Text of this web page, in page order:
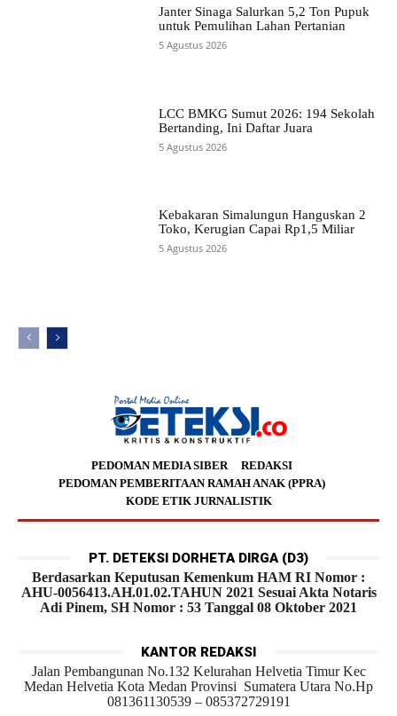
Janter Sinaga Salurkan 5,2 Ton Pupuk
untuk Pemulihan Lahan Pertanian
5 Agustus 2026
LCC BMKG Sumut 2026: 194 Sekolah
Bertanding, Ini Daftar Juara
5 Agustus 2026
Kebakaran Simalungun Hanguskan 2
Toko, Kerugian Capai Rp1,5 Miliar
5 Agustus 2026
PEDOMAN MEDIA SIBER
REDAKSI
PEDOMAN PEMBERITAAN RAMAH ANAK (PPRA)
KODE ETIK JURNALISTIK
PT. DETEKSI DORHETA DIRGA (D3)
Berdasarkan Keputusan Kemenkum HAM RI Nomor :
AHU-0056413.AH.01.02.TAHUN 2021 Sesuai Akta Notaris
Adi Pinem, SH Nomor : 53 Tanggal 08 Oktober 2021
KANTOR REDAKSI
Jalan Pembangunan No.132 Kelurahan Helvetia Timur Kec
Medan Helvetia Kota Medan Provinsi Sumatera Utara No.Hp
081361130539 – 085372729191